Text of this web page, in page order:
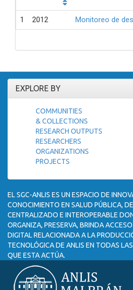
1 2012 Monitoreo de
EXPLORE BY
COMMUNITIES
& COLLECTIONS
RESEARCH OUTPUTS
RESEARCHERS
ORGANIZATIONS
PROJECTS
EL SGC-ANLIS ES UN ESPACIO DE
CONOCIMIENTO EN SALUD PÚBLICA,
CENTRALIZADO E INTEROPERABLE
ORGANIZA, PRESERVA, BRINDA
DIGITAL RELACIONADA A LA
TECNOLÓGICA DE ANLIS EN TODAS
QUE ESTA ACTÚA.